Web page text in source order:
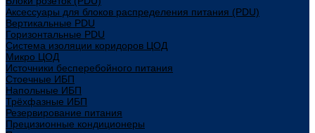
Аксессуары для блоков распределения питания (PDU)
Вертикальные PDU
Горизонтальные PDU
Система изоляции коридоров ЦОД
Микро ЦОД
Источники бесперебойного питания
Стоечные ИБП
Напольные ИБП
Трёхфазные ИБП
Резервирование питания
Прецизионные кондиционеры